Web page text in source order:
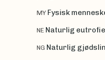
MY Fysisk
NE Naturlig
NG Naturlig